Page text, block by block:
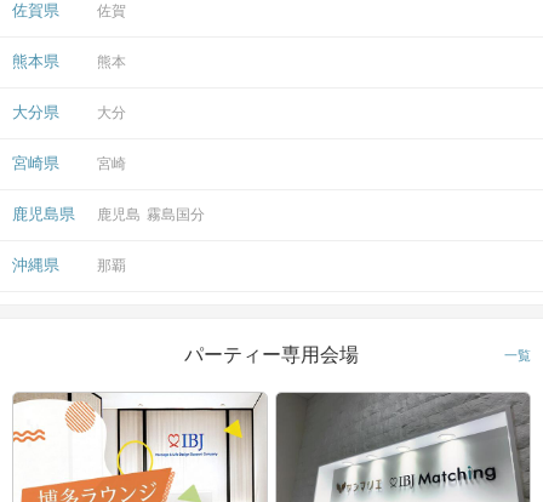
佐賀県 佐賀
熊本県 熊本
大分県 大分
宮崎県 宮崎
鹿児島県 鹿児島 霧島国分
沖縄県 那覇
パーティー専用会場 一覧